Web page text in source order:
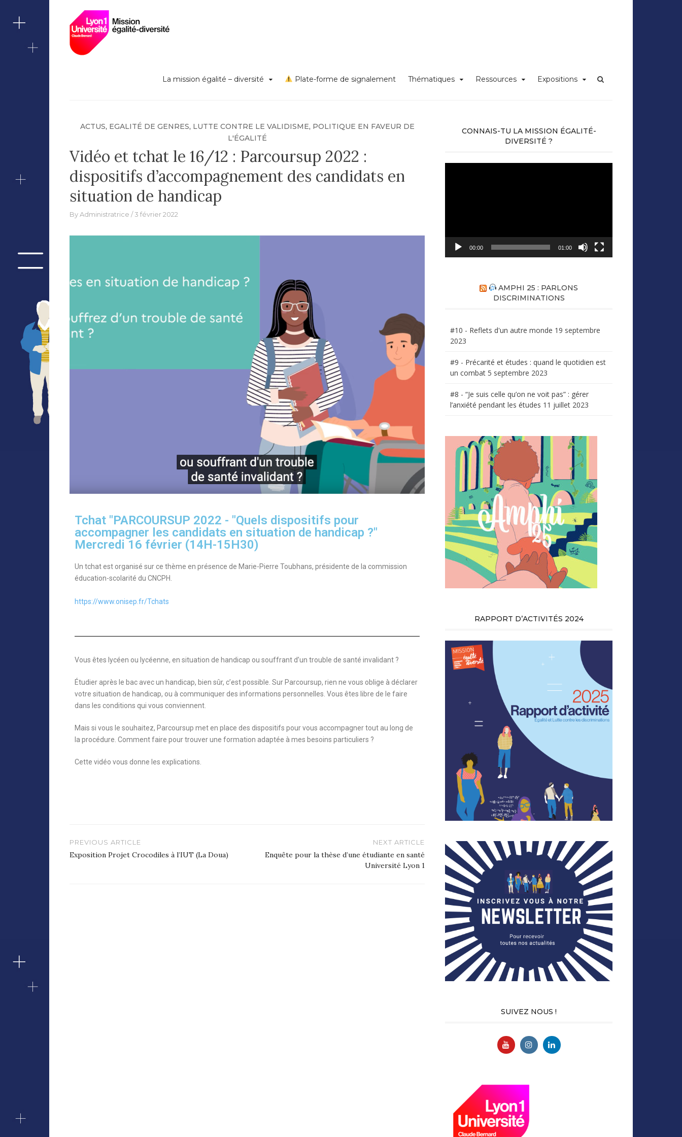
La mission égalité – diversité Plate-forme de signalement Thématiques Ressources Expositions
ACTUS, EGALITÉ DE GENRES, LUTTE CONTRE LE VALIDISME, POLITIQUE EN FAVEUR DE
L'ÉGALITÉ
Vidéo et tchat le 16/12 : Parcoursup 2022 :
dispositifs d’accompagnement des candidats en
situation de handicap
ByAdministratrice 3 février 2022
Tchat "PARCOURSUP 2022 - "Quels dispositifs pour
accompagner les candidats en situation de handicap ?"
Mercredi 16 février (14H-15H30)
Un tchat est organisé sur ce thème en présence de Marie-Pierre Toubhans, présidente de la commission
éducation-scolarité du CNCPH.
https://www.onisep.fr/Tchats
Vous êtes lycéen ou lycéenne, en situation de handicap ou souffrant d’un trouble de santé invalidant ?
Étudier après le bac avec un handicap, bien sûr, c’est possible. Sur Parcoursup, rien ne vous oblige à déclarer
votre situation de handicap, ou à communiquer des informations personnelles. Vous êtes libre de le faire
dans les conditions qui vous conviennent.
Mais si vous le souhaitez, Parcoursup met en place des dispositifs pour vous accompagner tout au long de
la procédure. Comment faire pour trouver une formation adaptée à mes besoins particuliers ?
Cette vidéo vous donne les explications.
PREVIOUS ARTICLE
Exposition Projet Crocodiles à l’IUT (La Doua)
NEXT ARTICLE
Enquête pour la thèse d’une étudiante en santé
Université Lyon 1
CONNAIS-TU LA MISSION ÉGALITÉ-
DIVERSITÉ ?
00:00 01:00
AMPHI 25 : PARLONS
DISCRIMINATIONS
#10 - Reflets d'un autre monde 19 septembre
2023
#9 - Précarité et études : quand le quotidien est
un combat 5 septembre 2023
#8 - “Je suis celle qu’on ne voit pas” : gérer
l’anxiété pendant les études 11 juillet 2023
RAPPORT D’ACTIVITÉS 2024
SUIVEZ NOUS !